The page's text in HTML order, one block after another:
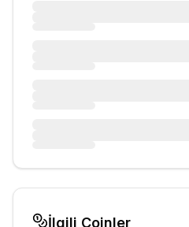
İlgili Coinler